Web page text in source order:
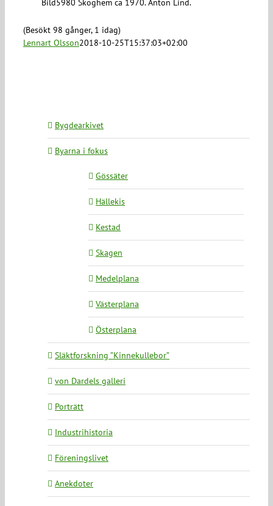
Bild5980 Skoghem ca 1970. Anton Lind.
(Besökt 98 gånger, 1 idag)
Lennart Olsson2018-10-25T15:37:03+02:00
Bygdearkivet
Byarna i fokus
Gössäter
Hällekis
Kestad
Skagen
Medelplana
Västerplana
Österplana
Släktforskning ”Kinnekullebor”
von Dardels galleri
Porträtt
Industrihistoria
Föreningslivet
Anekdoter